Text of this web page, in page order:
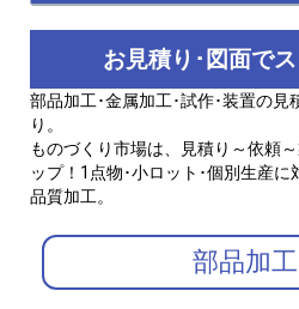
お見積り･図面で
部品加工･金属加工･試作･装置の見
り。
ものづくり市場は、見積り～依頼
ップ！1点物･小ロット･個別生産に
品質加工。
部品加工